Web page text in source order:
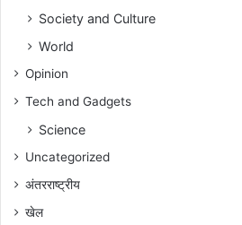
Society and Culture
World
Opinion
Tech and Gadgets
Science
Uncategorized
अंतरराष्ट्रीय
खेल